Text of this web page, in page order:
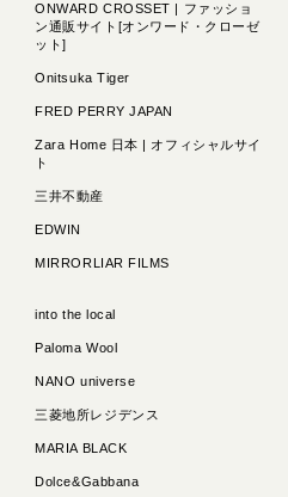
ONWARD CROSSET | ファッショ
ン通販サイト[オンワード・クローゼ
ット]
Onitsuka Tiger
FRED PERRY JAPAN
Zara Home 日本 | オフィシャルサイ
ト
三井不動産
EDWIN
MIRRORLIAR FILMS
into the local
Paloma Wool
NANO universe
三菱地所レジデンス
MARIA BLACK
Dolce&Gabbana